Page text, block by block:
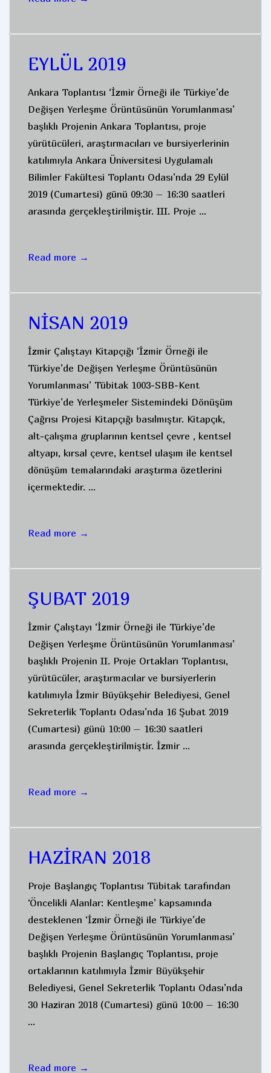
EYLÜL 2019
Ankara Toplantısı ‘İzmir Örneği ile Türkiye’de
Değişen Yerleşme Örüntüsünün Yorumlanması’
başlıklı Projenin Ankara Toplantısı, proje
yürütücüleri, araştırmacıları ve bursiyerlerinin
katılımıyla Ankara Üniversitesi Uygulamalı
Bilimler Fakültesi Toplantı Odası’nda 29 Eylül
2019 (Cumartesi) günü 09:30 – 16:30 saatleri
arasında gerçekleştirilmiştir. III. Proje …
EYLÜL
Read more →
NİSAN 2019
İzmir Çalıştayı Kitapçığı ‘İzmir Örneği ile
Türkiye’de Değişen Yerleşme Örüntüsünün
Yorumlanması’ Tübitak 1003-SBB-Kent
Türkiye’de Yerleşmeler Sistemindeki Dönüşüm
Çağrısı Projesi Kitapçığı basılmıştır. Kitapçık,
alt-çalışma gruplarının kentsel çevre , kentsel
altyapı, kırsal çevre, kentsel ulaşım ile kentsel
dönüşüm temalarındaki araştırma özetlerini
içermektedir. …
NİSAN
Read more →
ŞUBAT 2019
İzmir Çalıştayı ‘İzmir Örneği ile Türkiye’de
Değişen Yerleşme Örüntüsünün Yorumlanması’
başlıklı Projenin II. Proje Ortakları Toplantısı,
yürütücüler, araştırmacılar ve bursiyerlerin
katılımıyla İzmir Büyükşehir Belediyesi, Genel
Sekreterlik Toplantı Odası’nda 16 Şubat 2019
(Cumartesi) günü 10:00 – 16:30 saatleri
arasında gerçekleştirilmiştir. İzmir …
ŞUBAT
Read more →
HAZİRAN 2018
Proje Başlangıç Toplantısı Tübitak tarafından
‘Öncelikli Alanlar: Kentleşme’ kapsamında
desteklenen ‘İzmir Örneği ile Türkiye’de
Değişen Yerleşme Örüntüsünün Yorumlanması’
başlıklı Projenin Başlangıç Toplantısı, proje
ortaklarının katılımıyla İzmir Büyükşehir
Belediyesi, Genel Sekreterlik Toplantı Odası’nda
30 Haziran 2018 (Cumartesi) günü 10:00 – 16:30
…
HAZİRAN
Read more →